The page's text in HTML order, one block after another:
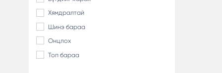
Хямдралтай
Шинэ бараа
Онцлох
Топ бараа